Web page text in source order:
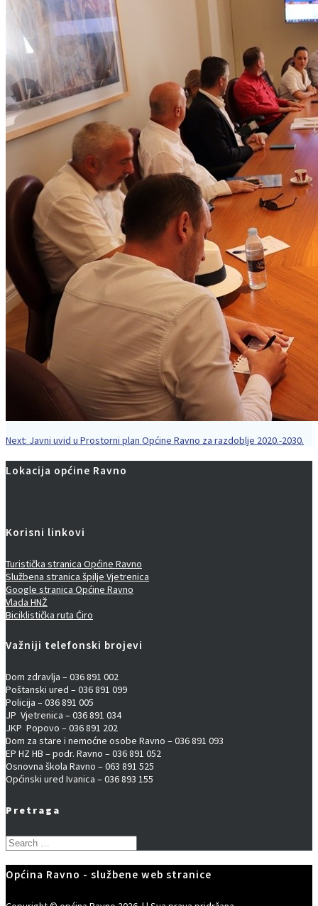
Navigacija
objava
Next: Next
Javni uvid u Prostorni plan Općine Ravno za razdoblje 2020.-2030.
Lokacija općine Ravno
Korisni linkovi
Turistička stranica Općine Ravno
Službena stranica špilje Vjetrenica
Google stranica Općine Ravno
Vlada HNŽ
Biciklistička ruta Ćiro
Važniji telefonski brojevi
Dom zdravlja – 036 891 002
Poštanski ured – 036 891 099
Policija – 036 891 005
JP Vjetrenica – 036 891 034
JKP Popovo – 036 891 202
Dom za stare i nemoćne osobe Ravno – 036 891 093
EP HZ HB – podr. Ravno – 036 891 052
Osnovna škola Ravno – 063 891 525
Općinski ured Ivanica – 036 893 155
Pretraga
Search
for:
Općina Ravno - službene web stranice